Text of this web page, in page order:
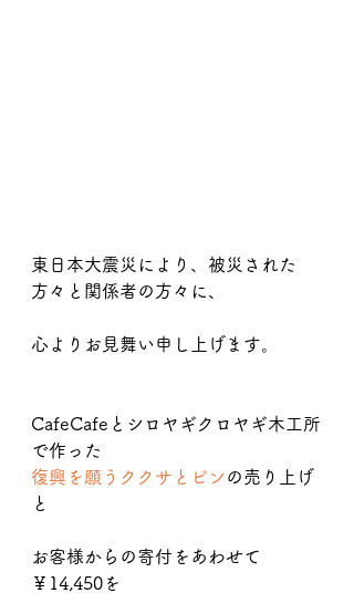
東日本大震災により、被災された
方々と関係者の方々に、
心よりお見舞い申し上げます。
CafeCafeとシロヤギクロヤギ木工所
で作った
復興を願うククサとピン の売り上げ
と
お客様からの寄付をあわせて
￥14,450を